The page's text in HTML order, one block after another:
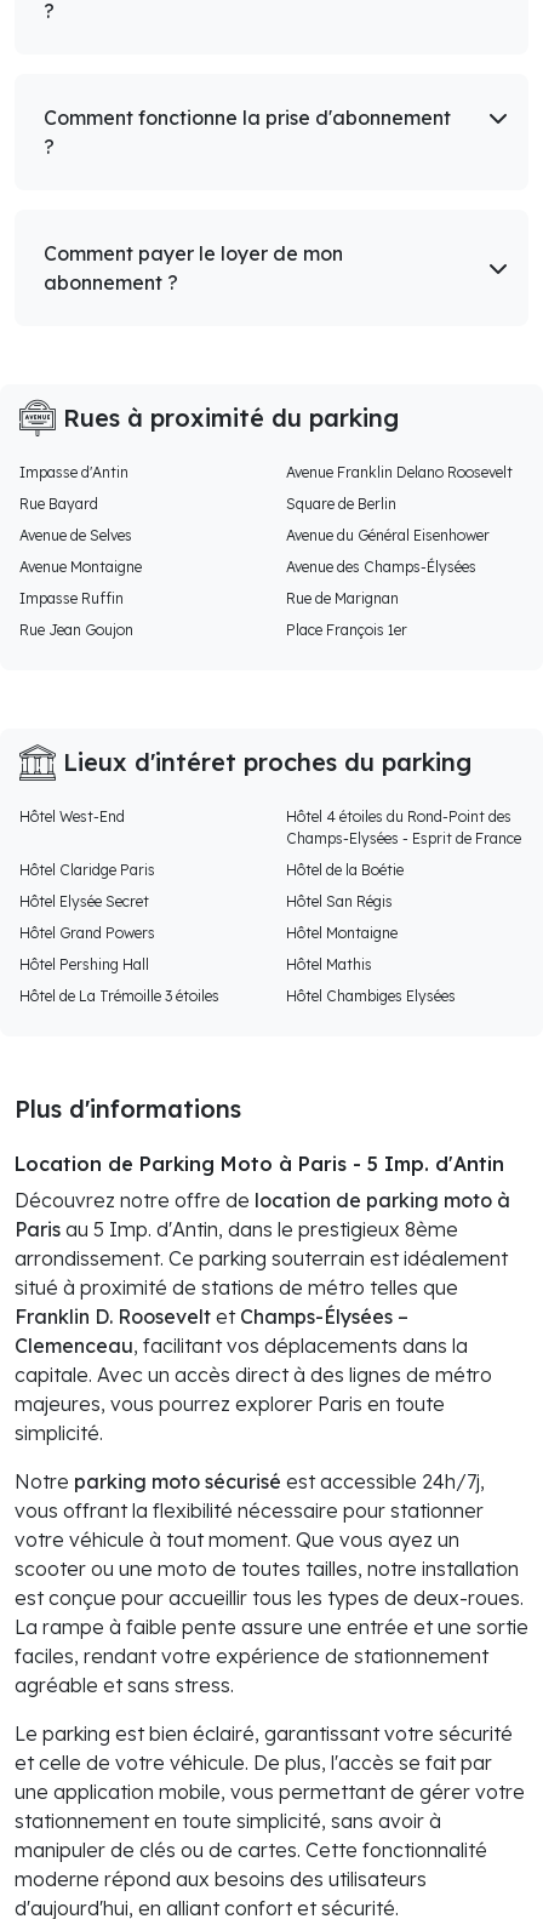
?
Comment fonctionne la prise d'abonnement
?
Comment payer le loyer de mon
abonnement ?
Rues à proximité du parking
Impasse d'Antin
Avenue Franklin Delano Roosevelt
Rue Bayard
Square de Berlin
Avenue de Selves
Avenue du Général Eisenhower
Avenue Montaigne
Avenue des Champs-Élysées
Impasse Ruffin
Rue de Marignan
Rue Jean Goujon
Place François 1er
Lieux d'intéret proches du parking
Hôtel West-End
Hôtel 4 étoiles du Rond-Point des
Champs-Elysées - Esprit de France
Hôtel Claridge Paris
Hôtel de la Boétie
Hôtel Elysée Secret
Hôtel San Régis
Hôtel Grand Powers
Hôtel Montaigne
Hôtel Pershing Hall
Hôtel Mathis
Hôtel de La Trémoille 3 étoiles
Hôtel Chambiges Elysées
Plus d'informations
Location de Parking Moto à Paris - 5 Imp. d'Antin
Découvrez notre offre de location de parking moto à
Paris au 5 Imp. d'Antin, dans le prestigieux 8ème
arrondissement. Ce parking souterrain est idéalement
situé à proximité de stations de métro telles que
Franklin D. Roosevelt et Champs-Élysées –
Clemenceau, facilitant vos déplacements dans la
capitale. Avec un accès direct à des lignes de métro
majeures, vous pourrez explorer Paris en toute
simplicité.
Notre parking moto sécurisé est accessible 24h/7j,
vous offrant la flexibilité nécessaire pour stationner
votre véhicule à tout moment. Que vous ayez un
scooter ou une moto de toutes tailles, notre installation
est conçue pour accueillir tous les types de deux-roues.
La rampe à faible pente assure une entrée et une sortie
faciles, rendant votre expérience de stationnement
agréable et sans stress.
Le parking est bien éclairé, garantissant votre sécurité
et celle de votre véhicule. De plus, l'accès se fait par
une application mobile, vous permettant de gérer votre
stationnement en toute simplicité, sans avoir à
manipuler de clés ou de cartes. Cette fonctionnalité
moderne répond aux besoins des utilisateurs
d'aujourd'hui, en alliant confort et sécurité.